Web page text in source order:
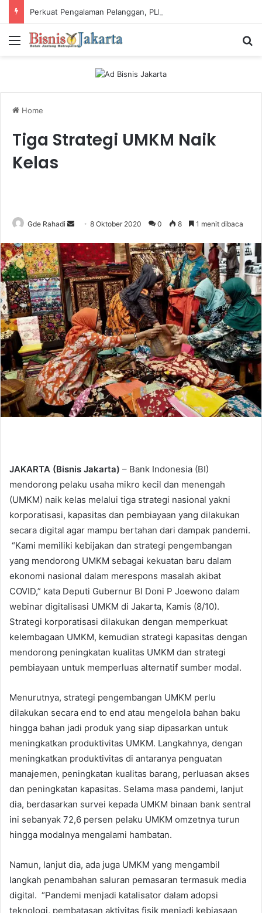
Menu
Home
Tiga Strategi UMKM Naik
Kelas
Gde Rahadi
n
d
a
n
e
m
a
i
l
8 Oktober 2020 0 8 1 menit dibaca
JAKARTA (Bisnis Jakarta) – Bank Indonesia (BI)
mendorong pelaku usaha mikro kecil dan menengah
(UMKM) naik kelas melalui tiga strategi nasional yakni
korporatisasi, kapasitas dan pembiayaan yang dilakukan
secara digital agar mampu bertahan dari dampak pandemi.
“Kami memiliki kebijakan dan strategi pengembangan
yang mendorong UMKM sebagai kekuatan baru dalam
ekonomi nasional dalam merespons masalah akibat
COVID,” kata Deputi Gubernur BI Doni P Joewono dalam
webinar digitalisasi UMKM di Jakarta, Kamis (8/10).
Strategi korporatisasi dilakukan dengan memperkuat
kelembagaan UMKM, kemudian strategi kapasitas dengan
mendorong peningkatan kualitas UMKM dan strategi
pembiayaan untuk memperluas alternatif sumber modal.
Menurutnya, strategi pengembangan UMKM perlu
dilakukan secara end to end atau mengelola bahan baku
hingga bahan jadi produk yang siap dipasarkan untuk
meningkatkan produktivitas UMKM. Langkahnya, dengan
meningkatkan produktivitas di antaranya penguatan
manajemen, peningkatan kualitas barang, perluasan akses
dan peningkatan kapasitas. Selama masa pandemi, lanjut
dia, berdasarkan survei kepada UMKM binaan bank sentral
ini sebanyak 72,6 persen pelaku UMKM omzetnya turun
hingga modalnya mengalami hambatan.
Namun, lanjut dia, ada juga UMKM yang mengambil
langkah penambahan saluran pemasaran termasuk media
digital. “Pandemi menjadi katalisator dalam adopsi
teknologi, pembatasan aktivitas fisik menjadi kebiasaan